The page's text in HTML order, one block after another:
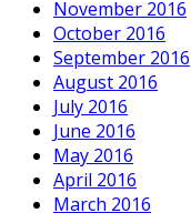
November 2016
October 2016
September 2016
August 2016
July 2016
June 2016
May 2016
April 2016
March 2016